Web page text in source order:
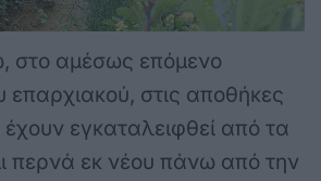
στο αμέσως επόμενο
στις αποθήκες
εγκαταλειφθεί από τα
περνά εκ νέου πάνω από την